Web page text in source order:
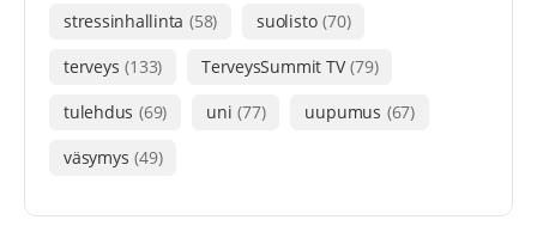
stressinhallinta (58) suolisto (70)
terveys (133) TerveysSummit TV (79)
tulehdus (69) uni (77) uupumus (67)
väsymys (49)